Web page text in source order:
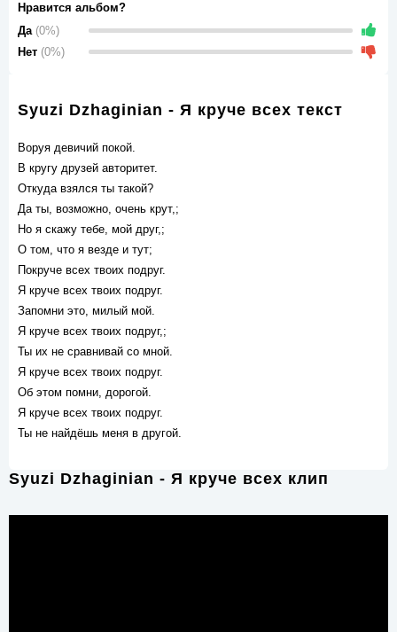
Нравится альбом?
Да (0%)
Нет (0%)
Syuzi Dzhaginian - Я круче всех текст
Воруя девичий покой.
В кругу друзей авторитет.
Откуда взялся ты такой?
Да ты, возможно, очень крут,;
Но я скажу тебе, мой друг,;
О том, что я везде и тут;
Покруче всех твоих подруг.
Я круче всех твоих подруг.
Запомни это, милый мой.
Я круче всех твоих подруг,;
Ты их не сравнивай со мной.
Я круче всех твоих подруг.
Об этом помни, дорогой.
Я круче всех твоих подруг.
Ты не найдёшь меня в другой.
Syuzi Dzhaginian - Я круче всех клип